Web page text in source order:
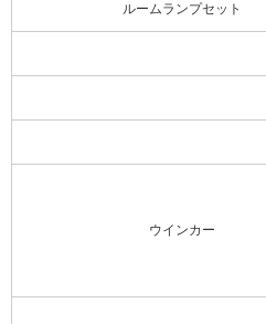
ルームランプセット
ウインカー